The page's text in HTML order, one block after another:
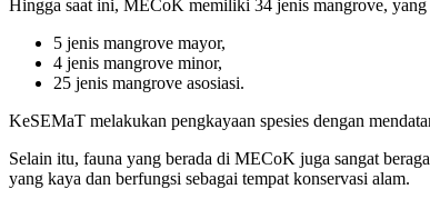
Hingga saat ini, MECoK memiliki 34 jenis mangrove,
5 jenis mangrove mayor,
4 jenis mangrove minor,
25 jenis mangrove asosiasi.
KeSEMaT melakukan pengkayaan spesies dengan
Selain itu, fauna yang berada di MECoK juga sangat
yang kaya dan berfungsi sebagai tempat konservasi alam.